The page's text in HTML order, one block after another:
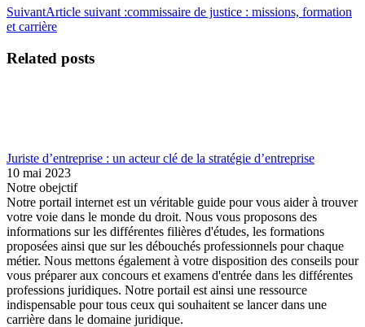
SuivantArticle suivant :commissaire de justice : missions, formation
et carrière
Related posts
Juriste d’entreprise : un acteur clé de la stratégie d’entreprise
10 mai 2023
Notre obejctif
Notre portail internet est un véritable guide pour vous aider à trouver
votre voie dans le monde du droit. Nous vous proposons des
informations sur les différentes filières d'études, les formations
proposées ainsi que sur les débouchés professionnels pour chaque
métier. Nous mettons également à votre disposition des conseils pour
vous préparer aux concours et examens d'entrée dans les différentes
professions juridiques. Notre portail est ainsi une ressource
indispensable pour tous ceux qui souhaitent se lancer dans une
carrière dans le domaine juridique.